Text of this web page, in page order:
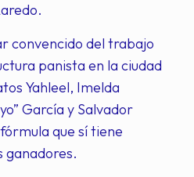
convencido del trabajo
panista en la ciudad
Yahleel, Imelda
García y Salvador
que sí tiene
ganadores.